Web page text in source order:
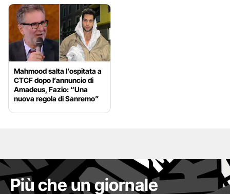
Mahmood salta l’ospitata a
CTCF dopo l’annuncio di
Amadeus, Fazio: “Una
nuova regola di Sanremo”
Più che un giornale